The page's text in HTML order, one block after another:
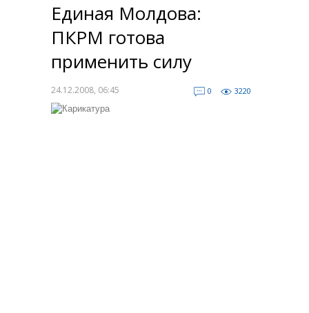
Единая Молдова:
ПКРМ готова
применить силу
24.12.2008, 06:45 0 3220